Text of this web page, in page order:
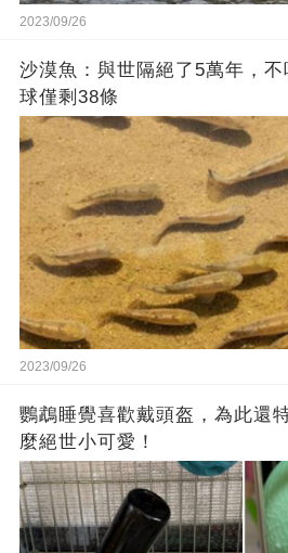
2023/09/26
沙漠魚：與世隔絕了5萬年，
球僅剩38條
2023/09/26
鸚鵡睡覺喜歡戴頭盔，為此還
麼絕世小可愛！